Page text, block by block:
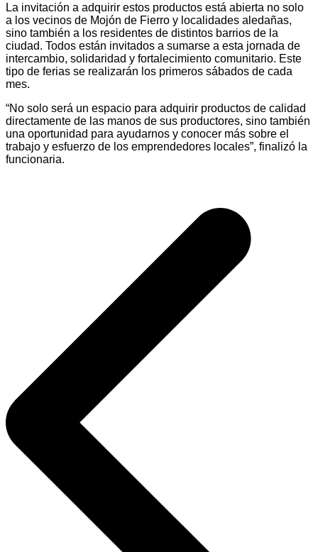
La invitación a adquirir estos productos está abierta no solo
a los vecinos de Mojón de Fierro y localidades aledañas,
sino también a los residentes de distintos barrios de la
ciudad. Todos están invitados a sumarse a esta jornada de
intercambio, solidaridad y fortalecimiento comunitario. Este
tipo de ferias se realizarán los primeros sábados de cada
mes.
“No solo será un espacio para adquirir productos de calidad
directamente de las manos de sus productores, sino también
una oportunidad para ayudarnos y conocer más sobre el
trabajo y esfuerzo de los emprendedores locales”, finalizó la
funcionaria.